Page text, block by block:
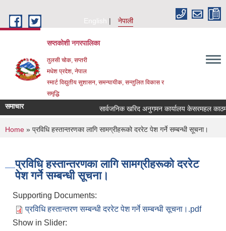
English
नेपाली
सप्तकोशी नगरपालिका
तुलसी चोक, सप्तरी
मधेश प्रदेश, नेपाल
स्मार्ट विद्युतीय सुशासन, समन्यायीक, सन्तुलित विकास र
समृद्धि
समाचार सार्वजनिक खरिद अनुगमन कार्यालय केसरमहल
You are here
Home » प्रविधि हस्तान्तरणका लागि सामग्रीहरूको दररेट पेश गर्ने सम्बन्धी सूचना।
प्रविधि हस्तान्तरणका लागि सामग्रीहरूको दररेट
पेश गर्ने सम्बन्धी सूचना।
Supporting Documents:
प्रविधि हस्तान्तरण सम्बन्धी दररेट पेश गर्ने सम्बन्धी सूचना।.pdf
Show in Slider: